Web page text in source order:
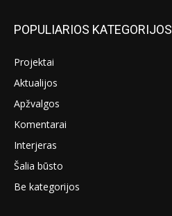
POPULIARIOS KATEGORIJOS
Projektai
Aktualijos
Apžvalgos
Komentarai
Interjeras
Šalia būsto
Be kategorijos